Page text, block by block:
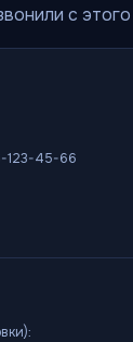
с
123-45-66